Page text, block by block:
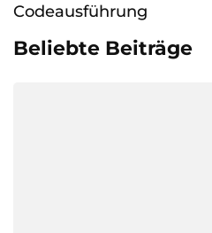
Codeausführung
Beliebte Beiträge